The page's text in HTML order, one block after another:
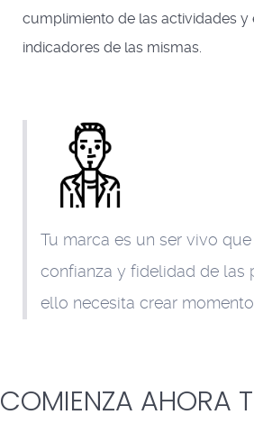
cumplimiento de las actividades
indicadores de las mismas.
Tu marca es un ser vivo
confianza y fidelidad de las
ello necesita crear
COMIENZA AHORA